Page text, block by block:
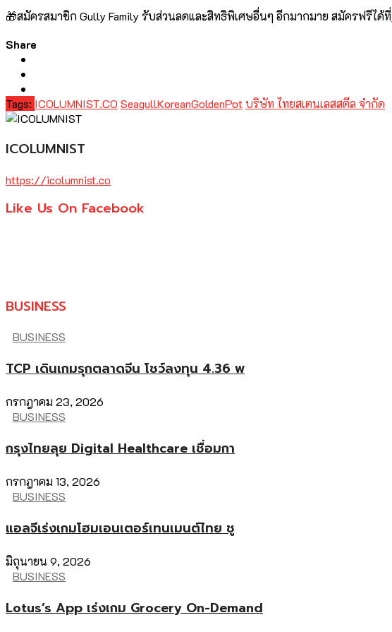
🎁สมัครสมาชิก Gully Family รับส่วนลดและสิทธิพิเศษอื่นๆ อีกมากมาย สมัครฟรีได้ที่
Share
Tags: ICOLUMNIST.CO SeagullKoreanGoldenPotบริษัท ไทยสเตนเลสสตีล จำกัด
ICOLUMNIST
https://icolumnist.co
Like Us On Facebook
BUSINESS
BUSINESS
TCP เดินเกมรุกตลาดจีน โชว์ลงทุน 4.36 พ
กรกฎาคม 23, 2026
BUSINESS
กรุงไทยลุย Digital Healthcare เชื่อมกา
กรกฎาคม 13, 2026
BUSINESS
แอลจีเร่งเกมโฮมเอนเตอร์เทนเมนต์ไทย ชู
มิถุนายน 9, 2026
BUSINESS
Lotus’s App เร่งเกม Grocery On-Demand